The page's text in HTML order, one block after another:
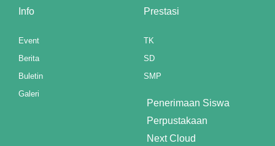
Info
Event
Berita
Buletin
Galeri
Prestasi
TK
SD
SMP
Penerimaan Siswa
Perpustakaan
Next Cloud